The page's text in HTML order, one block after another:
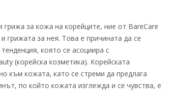
за кожа на корейците, ние от BareCare
за нея. Това е причината да се
която се асоциира с
(корейска козметика). Корейската
към кожата, като се стреми да предлага
по който кожата изглежда и се чувства, е